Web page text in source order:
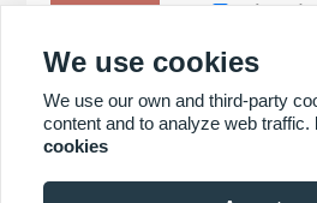
Đệ trình Chính
NHIỀU SẢN PHẨM HƠN
We use cookies
We use our own and third-party
content and to analyze web traffic.
cookies